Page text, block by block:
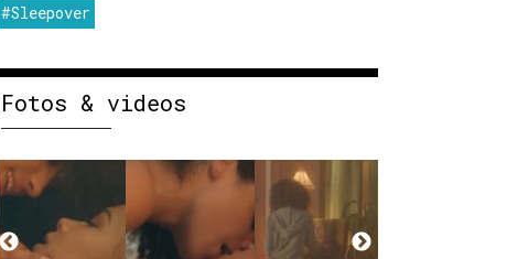
#Sleepover
Fotos & videos